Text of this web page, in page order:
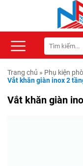
Trang chủ » Phụ kiện
Vắt khăn giàn inox 2
Vắt khăn giàn